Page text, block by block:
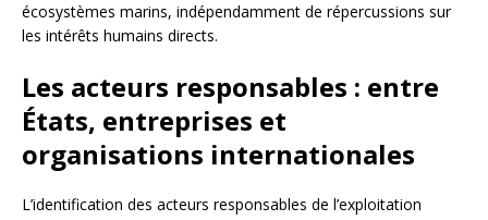
écosystèmes marins, indépendamment de répercussions sur
les intérêts humains directs.
Les acteurs responsables : entre
États, entreprises et
organisations internationales
L’identification des acteurs responsables de l’exploitation